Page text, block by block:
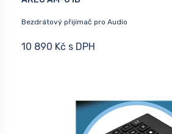
Bezdrátový přijímač pro Audio
10 890 Kč s DPH